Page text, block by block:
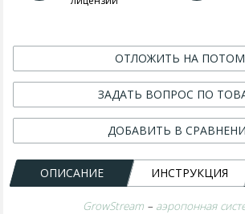
ОТЛОЖИТЬ НА ПОТОМ
ЗАДАТЬ ВОПРОС ПО
ДОБАВИТЬ В
ОПИСАНИЕ ИНСТРУКЦИЯ
GrowStream– аэропонная